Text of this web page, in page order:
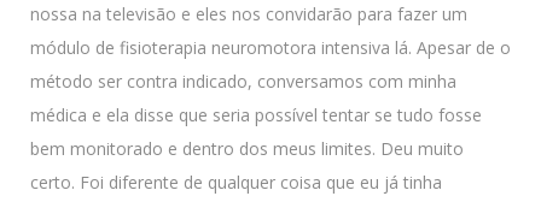
nossa na televisão e eles nos convidarão para fazer um
módulo de fisioterapia neuromotora intensiva lá. Apesar de o
método ser contra indicado, conversamos com minha
médica e ela disse que seria possível tentar se tudo fosse
bem monitorado e dentro dos meus limites. Deu muito
certo. Foi diferente de qualquer coisa que eu já tinha